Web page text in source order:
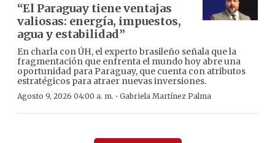
“El Paraguay tiene ventajas
valiosas: energía, impuestos,
agua y estabilidad”
En charla con ÚH, el experto brasileño señala que la
fragmentación que enfrenta el mundo hoy abre una
oportunidad para Paraguay, que cuenta con atributos
estratégicos para atraer nuevas inversiones.
Agosto 9, 2026 04:00 a. m. · Gabriela Martínez Palma